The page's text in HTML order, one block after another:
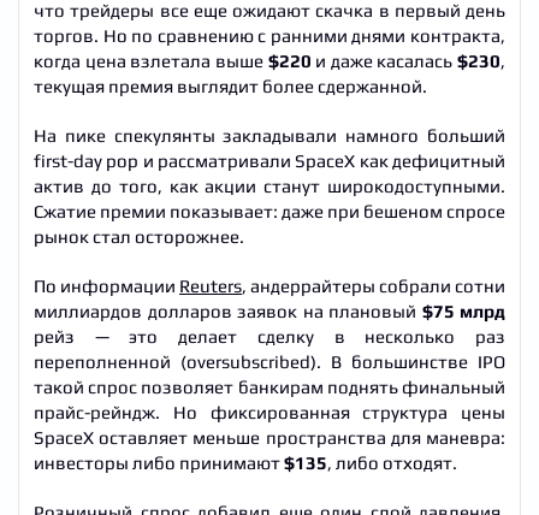
что трейдеры все еще ожидают скачка в первый день
торгов. Но по сравнению с ранними днями контракта,
когда цена взлетала выше $220 и даже касалась $230,
текущая премия выглядит более сдержанной.
На пике спекулянты закладывали намного больший
first-day pop и рассматривали SpaceX как дефицитный
актив до того, как акции станут широкодоступными.
Сжатие премии показывает: даже при бешеном спросе
рынок стал осторожнее.
По информации Reuters, андеррайтеры собрали сотни
миллиардов долларов заявок на плановый $75 млрд
рейз — это делает сделку в несколько раз
переполненной (oversubscribed). В большинстве IPO
такой спрос позволяет банкирам поднять финальный
прайс-рейндж. Но фиксированная структура цены
SpaceX оставляет меньше пространства для маневра:
инвесторы либо принимают$135, либо отходят.